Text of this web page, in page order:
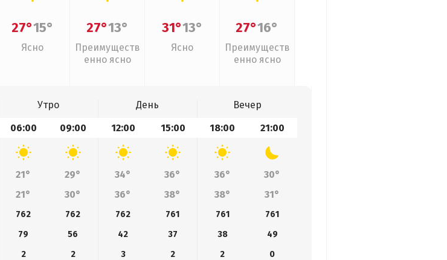
27°15°
Ясно
27°13°
Преимуществ
енно ясно
31°13°
Ясно
27°16°
Преимуществ
енно ясно
Утро День
Вечер
06:00 09:00 12:00 15:00 18:00 21:00
21° 29° 34° 36° 36°
30°
21° 30° 36° 38° 38° 31°
762 762 762 761 761
761
79 56 42 37 38
49
2 2 3 2 2
0